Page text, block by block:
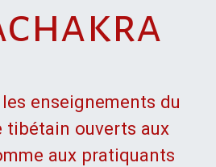
les enseignements du
tibétain ouverts aux
aux pratiquants